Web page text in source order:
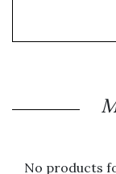
No products